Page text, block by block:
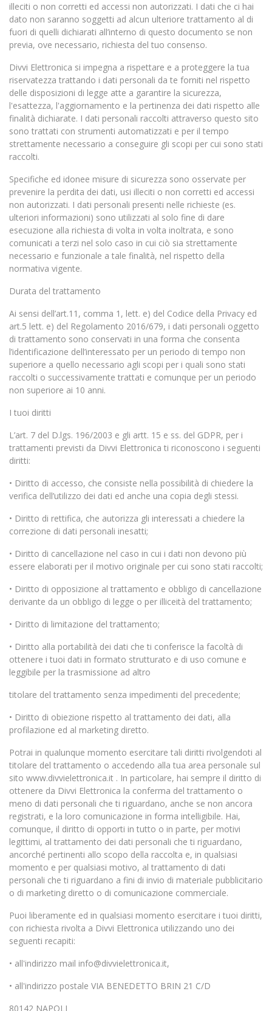
illeciti o non corretti ed accessi non autorizzati. I dati che ci hai
dato non saranno soggetti ad alcun ulteriore trattamento al di
fuori di quelli dichiarati all’interno di questo documento se non
previa, ove necessario, richiesta del tuo consenso.
Divvi Elettronica si impegna a rispettare e a proteggere la tua
riservatezza trattando i dati personali da te forniti nel rispetto
delle disposizioni di legge atte a garantire la sicurezza,
l'esattezza, l'aggiornamento e la pertinenza dei dati rispetto alle
finalità dichiarate. I dati personali raccolti attraverso questo sito
sono trattati con strumenti automatizzati e per il tempo
strettamente necessario a conseguire gli scopi per cui sono stati
raccolti.
Specifiche ed idonee misure di sicurezza sono osservate per
prevenire la perdita dei dati, usi illeciti o non corretti ed accessi
non autorizzati. I dati personali presenti nelle richieste (es.
ulteriori informazioni) sono utilizzati al solo fine di dare
esecuzione alla richiesta di volta in volta inoltrata, e sono
comunicati a terzi nel solo caso in cui ciò sia strettamente
necessario e funzionale a tale finalità, nel rispetto della
normativa vigente.
Durata del trattamento
Ai sensi dell’art.11, comma 1, lett. e) del Codice della Privacy ed
art.5 lett. e) del Regolamento 2016/679, i dati personali oggetto
di trattamento sono conservati in una forma che consenta
l’identificazione dell’interessato per un periodo di tempo non
superiore a quello necessario agli scopi per i quali sono stati
raccolti o successivamente trattati e comunque per un periodo
non superiore ai 10 anni.
I tuoi diritti
L’art. 7 del D.lgs. 196/2003 e gli artt. 15 e ss. del GDPR, per i
trattamenti previsti da Divvi Elettronica ti riconoscono i seguenti
diritti:
• Diritto di accesso, che consiste nella possibilità di chiedere la
verifica dell’utilizzo dei dati ed anche una copia degli stessi.
• Diritto di rettifica, che autorizza gli interessati a chiedere la
correzione di dati personali inesatti;
• Diritto di cancellazione nel caso in cui i dati non devono più
essere elaborati per il motivo originale per cui sono stati raccolti;
• Diritto di opposizione al trattamento e obbligo di cancellazione
derivante da un obbligo di legge o per illiceità del trattamento;
• Diritto di limitazione del trattamento;
• Diritto alla portabilità dei dati che ti conferisce la facoltà di
ottenere i tuoi dati in formato strutturato e di uso comune e
leggibile per la trasmissione ad altro
titolare del trattamento senza impedimenti del precedente;
• Diritto di obiezione rispetto al trattamento dei dati, alla
profilazione ed al marketing diretto.
Potrai in qualunque momento esercitare tali diritti rivolgendoti al
titolare del trattamento o accedendo alla tua area personale sul
sito www.divvielettronica.it . In particolare, hai sempre il diritto di
ottenere da Divvi Elettronica la conferma del trattamento o
meno di dati personali che ti riguardano, anche se non ancora
registrati, e la loro comunicazione in forma intelligibile. Hai,
comunque, il diritto di opporti in tutto o in parte, per motivi
legittimi, al trattamento dei dati personali che ti riguardano,
ancorché pertinenti allo scopo della raccolta e, in qualsiasi
momento e per qualsiasi motivo, al trattamento di dati
personali che ti riguardano a fini di invio di materiale pubblicitario
o di marketing diretto o di comunicazione commerciale.
Puoi liberamente ed in qualsiasi momento esercitare i tuoi diritti,
con richiesta rivolta a Divvi Elettronica utilizzando uno dei
seguenti recapiti:
• all'indirizzo mail info@divvielettronica.it,
• all'indirizzo postale VIA BENEDETTO BRIN 21 C/D
80142 NAPOLI